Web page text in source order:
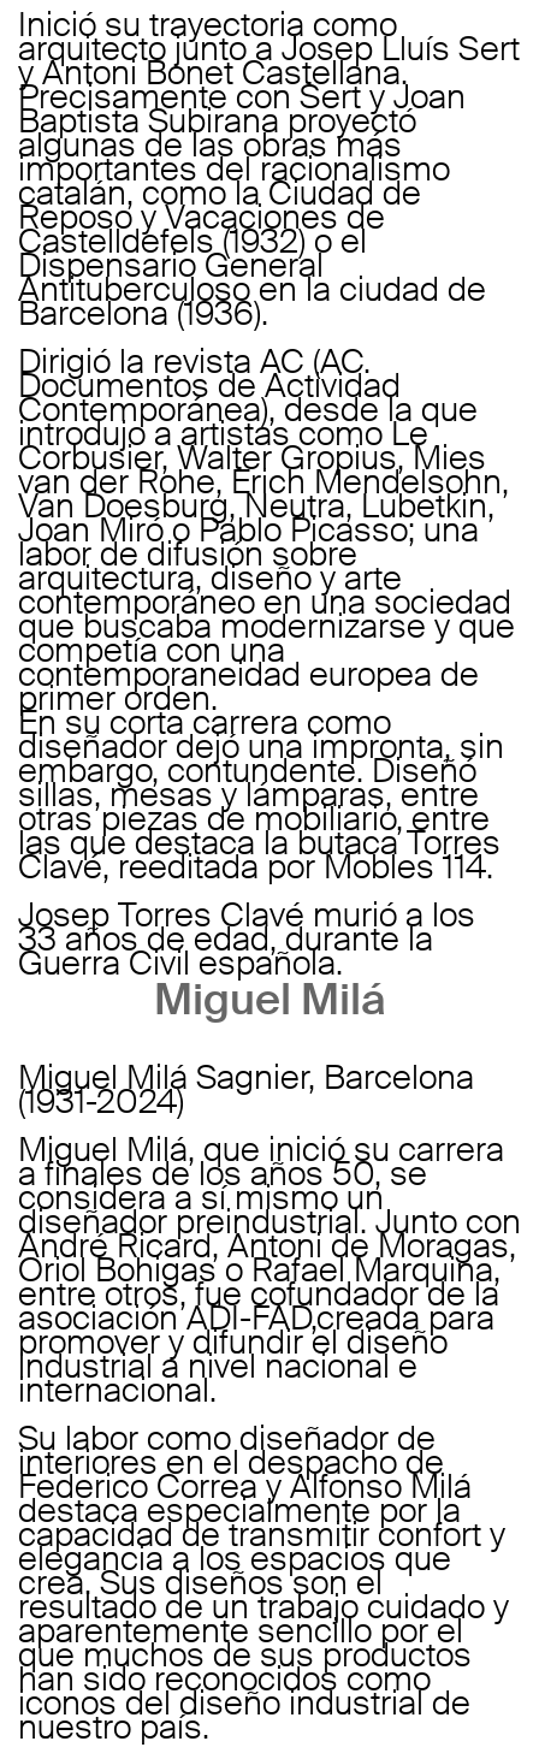
Inició su trayectoria como
arquitecto junto a Josep Lluís Sert
y Antoni Bonet Castellana.
Precisamente con Sert y Joan
Baptista Subirana proyectó
algunas de las obras más
importantes del racionalismo
catalán, como la Ciudad de
Reposo y Vacaciones de
Castelldefels (1932) o el
Dispensario General
Antituberculoso en la ciudad de
Barcelona (1936).
Dirigió la revista AC (AC.
Documentos de Actividad
Contemporánea), desde la que
introdujo a artistas como Le
Corbusier, Walter Gropius, Mies
van der Rohe, Erich Mendelsohn,
Van Doesburg, Neutra, Lubetkin,
Joan Miró o Pablo Picasso; una
labor de difusión sobre
arquitectura, diseño y arte
contemporáneo en una sociedad
que buscaba modernizarse y que
competía con una
contemporaneidad europea de
primer orden.
En su corta carrera como
diseñador dejó una impronta, sin
embargo, contundente. Diseñó
sillas, mesas y lámparas, entre
otras piezas de mobiliario, entre
las que destaca la butaca Torres
Clavé, reeditada por Mobles 114.
Josep Torres Clavé murió a los
33 años de edad, durante la
Guerra Civil española.
Miguel Milá
Miguel Milá Sagnier, Barcelona
(1931-2024)
Miguel Milá, que inició su carrera
a finales de los años 50, se
considera a sí mismo un
diseñador preindustrial. Junto con
André Ricard, Antoni de Moragas,
Oriol Bohigas o Rafael Marquina,
entre otros, fue cofundador de la
asociación ADI-FAD,creada para
promover y difundir el diseño
industrial a nivel nacional e
internacional.
Su labor como diseñador de
interiores en el despacho de
Federico Correa y Alfonso Milá
destaca especialmente por la
capacidad de transmitir confort y
elegancia a los espacios que
crea. Sus diseños son el
resultado de un trabajo cuidado y
aparentemente sencillo por el
que muchos de sus productos
han sido reconocidos como
iconos del diseño industrial de
nuestro país.